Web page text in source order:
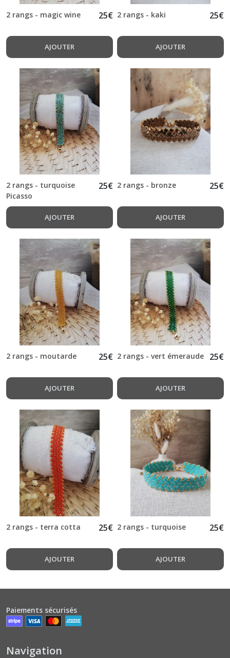
2 rangs - magic wine 25€
AJOUTER
2 rangs - kaki 25€
AJOUTER
2 rangs - turquoise
Picasso
25€
AJOUTER
2 rangs - bronze 25€
AJOUTER
2 rangs - moutarde 25€
AJOUTER
2 rangs - vert émeraude 25€
AJOUTER
2 rangs - terra cotta 25€
AJOUTER
2 rangs - turquoise 25€
AJOUTER
Paiements sécurisés
Navigation